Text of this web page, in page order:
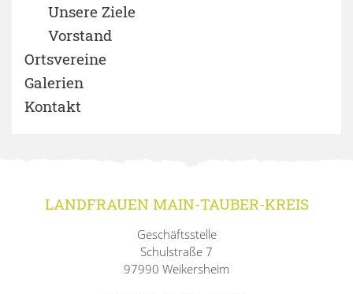
Unsere Ziele
Vorstand
Ortsvereine
Galerien
Kontakt
LANDFRAUEN MAIN-TAUBER-KREIS
Geschäftsstelle
Schulstraße 7
97990 Weikersheim